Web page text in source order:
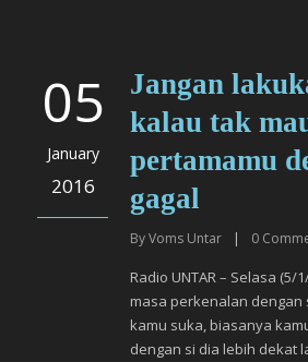
05
January
2016
Jangan
kalau tak
pertamamu
gagal
ByVoms Untar | 0
Radio UNTAR – Selasa (5/
masa perkenalan dengan
kamu suka, biasanya
dengan si dia lebih dekat